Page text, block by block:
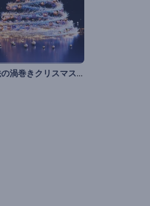
魔法の渦巻きクリスマス・ツリー